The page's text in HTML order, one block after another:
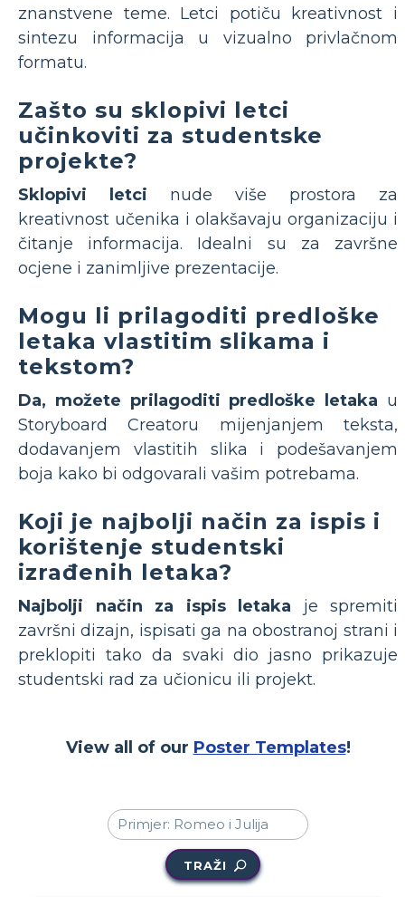
znanstvene teme. Letci potiču kreativnost i
sintezu informacija u vizualno privlačnom
formatu.
Zašto su sklopivi letci
učinkoviti za studentske
projekte?
Sklopivi letci nude više prostora za
kreativnost učenika i olakšavaju organizaciju i
čitanje informacija. Idealni su za završne
ocjene i zanimljive prezentacije.
Mogu li prilagoditi predloške
letaka vlastitim slikama i
tekstom?
Da, možete prilagoditi predloške letaka u
Storyboard Creatoru mijenjanjem teksta,
dodavanjem vlastitih slika i podešavanjem
boja kako bi odgovarali vašim potrebama.
Koji je najbolji način za ispis i
korištenje studentski
izrađenih letaka?
Najbolji način za ispis letaka je spremiti
završni dizajn, ispisati ga na obostranoj strani i
preklopiti tako da svaki dio jasno prikazuje
studentski rad za učionicu ili projekt.
View all of our Poster Templates!
TRAŽI